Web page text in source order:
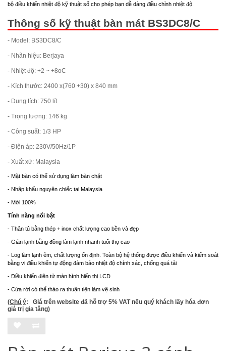
bộ điều khiển nhiệt độ kỹ thuật số cho phép bạn dễ dàng điều chỉnh nhiệt độ.
Thông số kỹ thuật bàn mát BS3DC8/C
- Model: BS3DC8/C
- Nhãn hiệu: Berjaya
- Nhiệt độ: +2 ~ +8oC
- Kích thước: 2400 x(760 +30) x 840 mm
- Dung tích: 750 lít
- Trọng lượng: 146 kg
- Công suất: 1/3 HP
- Điện áp: 230V/50Hz/1P
- Xuất xứ: Malaysia
- Mặt bàn có thể sử dụng làm bàn chặt
- Nhập khẩu nguyên chiếc tại Malaysia
- Mới 100%
Tính năng nổi bật
- Thân tủ bằng thép + inox chất lượng cao bền và đẹp
- Giàn lạnh bằng đồng làm lạnh nhanh tuổi thọ cao
- Log làm lạnh êm, chất lượng ổn định. Toàn bộ hệ thống được điều khiển và kiểm soát
bằng vi điều khiển tự động đảm bảo nhiệt độ chính xác, chống quá tải
- Điều khiển điện tử màn hình hiển thị LCD
- Cửa rời có thể tháo ra thuận tiện làm vệ sinh
(Chú ý: Giá trên website đã hỗ trợ 5% VAT nếu quý khách lấy hóa đơn
giá trị gia tăng)